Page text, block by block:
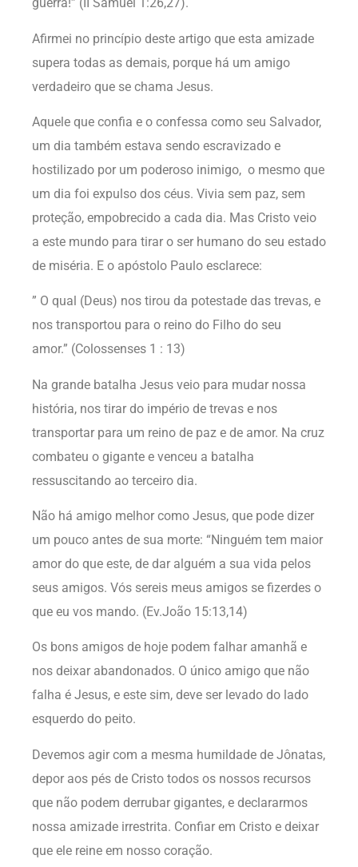
Afirmei no princípio deste artigo que esta amizade
supera todas as demais, porque há um amigo
verdadeiro que se chama Jesus.
Aquele que confia e o confessa como seu Salvador,
um dia também estava sendo escravizado e
hostilizado por um poderoso inimigo, o mesmo que
um dia foi expulso dos céus. Vivia sem paz, sem
proteção, empobrecido a cada dia. Mas Cristo veio
a este mundo para tirar o ser humano do seu estado
de miséria. E o apóstolo Paulo esclarece:
” O qual (Deus) nos tirou da potestade das trevas, e
nos transportou para o reino do Filho do seu
amor.” (Colossenses 1 : 13)
Na grande batalha Jesus veio para mudar nossa
história, nos tirar do império de trevas e nos
transportar para um reino de paz e de amor. Na cruz
combateu o gigante e venceu a batalha
ressuscitando ao terceiro dia.
Não há amigo melhor como Jesus, que pode dizer
um pouco antes de sua morte: “Ninguém tem maior
amor do que este, de dar alguém a sua vida pelos
seus amigos. Vós sereis meus amigos se fizerdes o
que eu vos mando. (Ev.João 15:13,14)
Os bons amigos de hoje podem falhar amanhã e
nos deixar abandonados. O único amigo que não
falha é Jesus, e este sim, deve ser levado do lado
esquerdo do peito.
Devemos agir com a mesma humildade de Jônatas,
depor aos pés de Cristo todos os nossos recursos
que não podem derrubar gigantes, e declararmos
nossa amizade irrestrita. Confiar em Cristo e deixar
que ele reine em nosso coração.